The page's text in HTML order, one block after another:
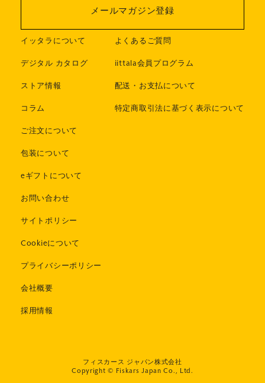
メールマガジン登録
イッタラについて
デジタル カタログ
ストア情報
コラム
ご注文について
包装について
eギフトについて
よくあるご質問
iittala会員プログラム
配送・お支払について
特定商取引法に基づく表示について
お問い合わせ
サイトポリシー
Cookieについて
プライバシーポリシー
会社概要
採用情報
フィスカース ジャパン株式会社
Copyright © Fiskars Japan Co., Ltd.